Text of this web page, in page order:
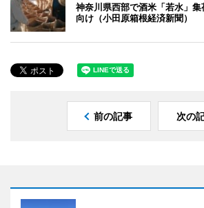
神奈川県西部で酒米「若水」
向け（小田原箱根経済新聞）
前の記事 次の